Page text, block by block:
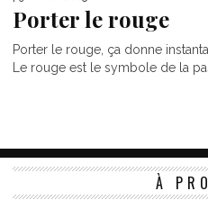
Porter le rouge
Porter le rouge, ça donne
Le rouge est le symbole de la
À